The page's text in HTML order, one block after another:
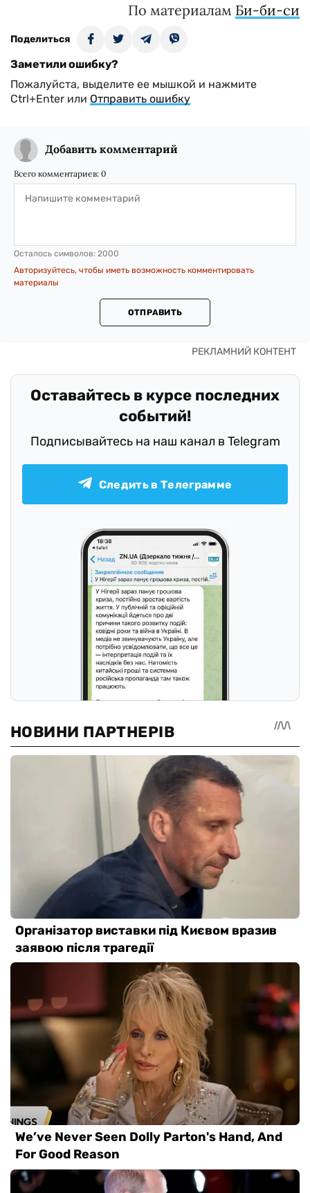
По материалам Би-би-си
Поделиться
Заметили ошибку?
Пожалуйста, выделите ее мышкой и нажмите
Ctrl+Enter или Отправить ошибку
Добавить комментарий
Всего комментариев: 0
Осталось символов: 2000
Авторизуйтесь, чтобы иметь возможность комментировать
материалы
ОТПРАВИТЬ
Оставайтесь в курсе последних
событий!
Подписывайтесь на наш канал в Telegram
Следить в Телеграмме